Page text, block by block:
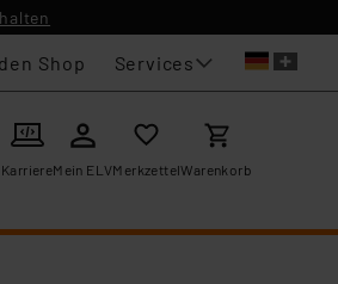
Shop Services
KarriereMein ELVMerkzettelWarenkorb